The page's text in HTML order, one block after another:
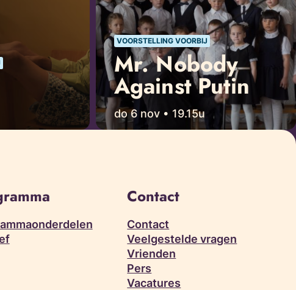
VOORSTELLING VOORBIJ
Mr. Nobody
Against Putin
do 6 nov • 19.15u
Contact
Contact
Veelgestelde vragen
Vrienden
Pers
Vacatures